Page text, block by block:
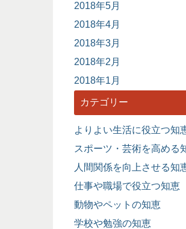
2018年5月
2018年4月
2018年3月
2018年2月
2018年1月
カテゴリー
よりよい生活に役立つ知
スポーツ・芸術を高める
人間関係を向上させる知
仕事や職場で役立つ知恵
動物やペットの知恵
学校や勉強の知恵